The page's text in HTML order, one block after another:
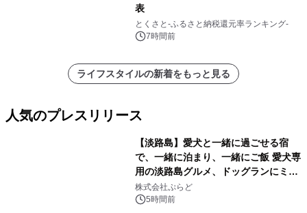
表
とくさと-ふるさと納税還元率ランキング-
7時間前
ライフスタイルの新着をもっと見る
人気のプレスリリース
【淡路島】愛犬と一緒に過ごせる宿
で、一緒に泊まり、一緒にご飯 愛犬専
用の淡路島グルメ、ドッグランにミニ
プール グランピングとトレーラーハウ
スの2施設で
株式会社ぷらど
5時間前